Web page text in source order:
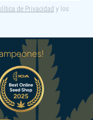
de Privacidad y los